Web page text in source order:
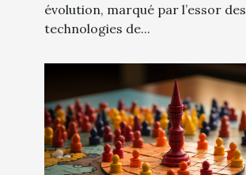
évolution, marqué par l’essor des
technologies de...